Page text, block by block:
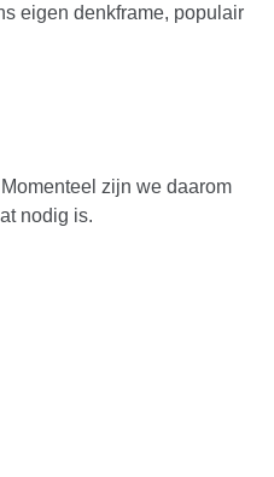
eigen denkframe, populair
zijn we daarom
nodig is.